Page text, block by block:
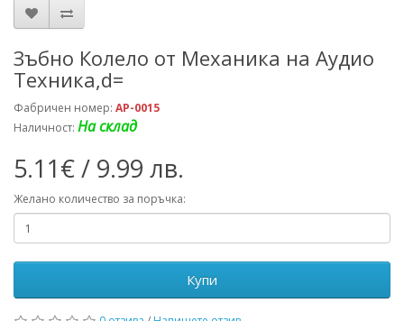
Зъбно Колело от Механика на Аудио
Техника,d=
Фабричен номер: AP-0015
Наличност: На склад
5.11€ / 9.99 лв.
Желано количество за поръчка:
Купи